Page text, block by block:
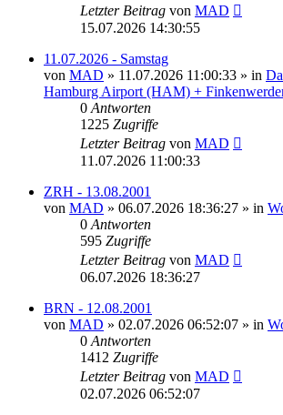
Letzter Beitrag von MAD
15.07.2026 14:30:55
11.07.2026 - Samstag
von MAD » 11.07.2026 11:00:33 » in
Hamburg Airport (HAM) +
0 Antworten
1225 Zugriffe
Letzter Beitrag von MAD
11.07.2026 11:00:33
ZRH - 13.08.2001
von MAD » 06.07.2026 18:36:27 » in
0 Antworten
595 Zugriffe
Letzter Beitrag von MAD
06.07.2026 18:36:27
BRN - 12.08.2001
von MAD » 02.07.2026 06:52:07 » in
0 Antworten
1412 Zugriffe
Letzter Beitrag von MAD
02.07.2026 06:52:07